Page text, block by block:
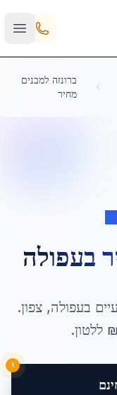
ברונזה למבנים
מחיר
בעפולה
בעפולה,צפון.
₪ ללטון.
!